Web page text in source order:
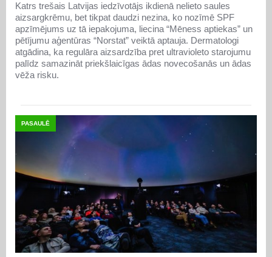
Katrs trešais Latvijas iedzīvotājs ikdienā nelieto saules
aizsargkrēmu, bet tikpat daudzi nezina, ko nozīmē SPF
apzīmējums uz tā iepakojuma, liecina “Mēness aptiekas” un
pētījumu aģentūras “Norstat” veiktā aptauja. Dermatologi
atgādina, ka regulāra aizsardzība pret ultravioleto starojumu
palīdz samazināt priekšlaicīgas ādas novecošanās un ādas
vēža risku.
PASAULĒ